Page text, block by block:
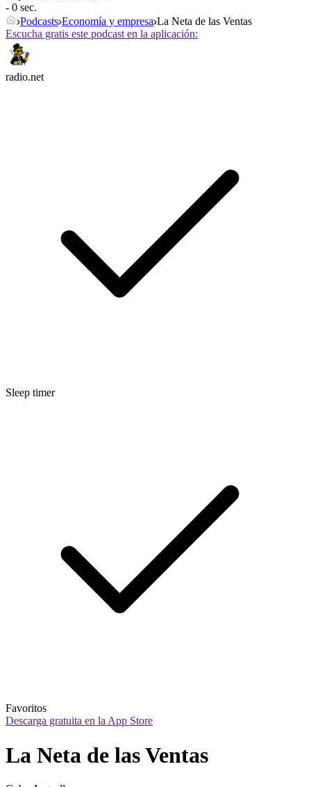
- 0 sec.
Podcasts Economía y empresa La Neta de las Ventas
Escucha gratis este podcast en la aplicación:
radio.net
Sleep timer
Favoritos
Descarga gratuita en la App Store
La Neta de las Ventas